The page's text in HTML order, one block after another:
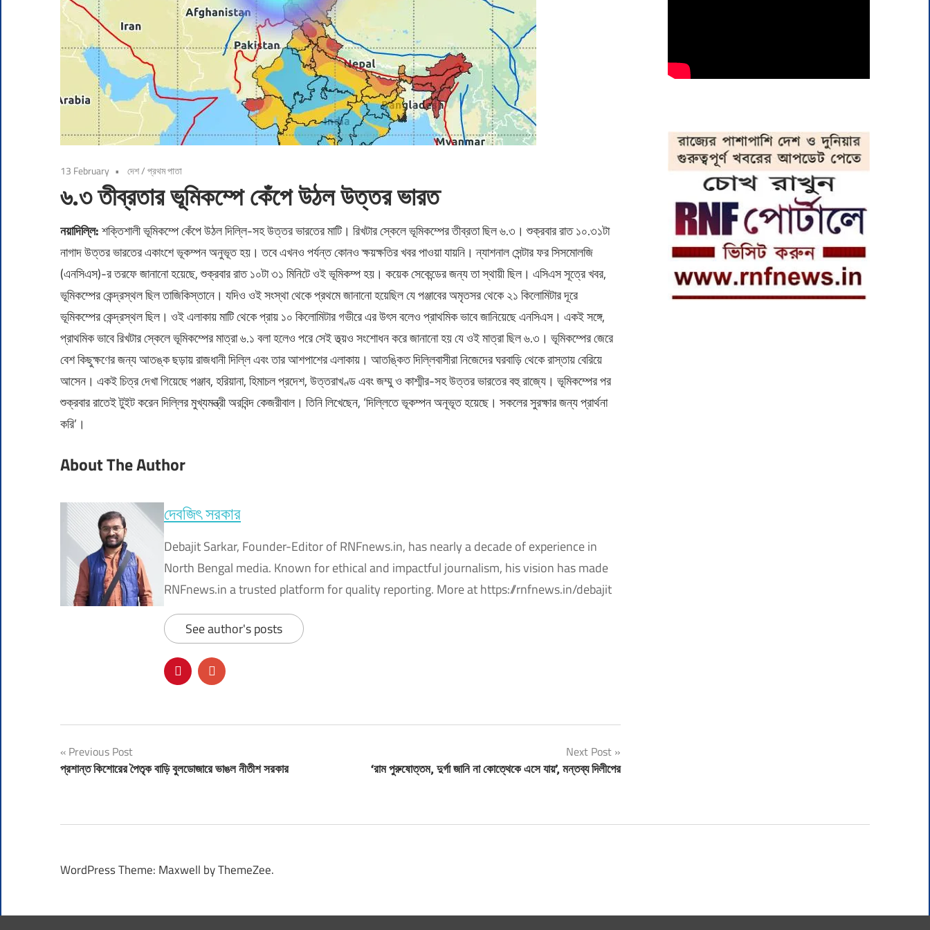
13 February দেশ/প্রথম পাতা
৬.৩ তীব্রতার ভূমিকম্পে কেঁপে উঠল উত্তর ভারত
নয়াদিল্লি:শক্তিশালী ভূমিকম্পে কেঁপে উঠল দিল্লি-সহ উত্তর ভারতের মাটি। রিখটার স্কেলে ভূমিকম্পের তীব্রতা ছিল ৬.৩। শুক্রবার রাত ১০.৩১টা
নাগাদ উত্তর ভারতের একাংশে ভূকম্পন অনুভূত হয়। তবে এখনও পর্যন্ত কোনও ক্ষয়ক্ষতির খবর পাওয়া যায়নি। ন্যাশনাল সেন্টার ফর সিসমোলজি
(এনসিএস)-র তরফে জানানো হয়েছে, শুক্রবার রাত ১০টা ৩১ মিনিটে ওই ভূমিকম্প হয়। কয়েক সেকেন্ডের জন্য তা স্থায়ী ছিল। এসিএস সূত্রে খবর,
ভূমিকম্পের কেন্দ্রস্থল ছিল তাজিকিস্তানে। যদিও ওই সংস্থা থেকে প্রথমে জানানো হয়েছিল যে পঞ্জাবের অমৃতসর থেকে ২১ কিলোমিটার দূরে
ভূমিকম্পের কেন্দ্রস্থল ছিল। ওই এলাকায় মাটি থেকে প্রায় ১০ কিলোমিটার গভীরে এর উৎস বলেও প্রাথমিক ভাবে জানিয়েছে এনসিএস। একই সঙ্গে,
প্রাথমিক ভাবে রিখটার স্কেলে ভূমিকম্পের মাত্রা ৬.১ বলা হলেও পরে সেই তথ্য়ও সংশোধন করে জানানো হয় যে ওই মাত্রা ছিল ৬.৩। ভূমিকম্পের জেরে
বেশ কিছুক্ষণের জন্য আতঙ্ক ছড়ায় রাজধানী দিল্লি এবং তার আশপাশের এলাকায়। আতঙ্কিত দিল্লিবাসীরা নিজেদের ঘরবাড়ি থেকে রাস্তায় বেরিয়ে
আসেন। একই চিত্র দেখা গিয়েছে পঞ্জাব, হরিয়ানা, হিমাচল প্রদেশ, উত্তরাখণ্ড এবং জম্মু ও কাশ্মীর-সহ উত্তর ভারতের বহু রাজ্যে। ভূমিকম্পের পর
শুক্রবার রাতেই টুইট করেন দিল্লির মুখ্যমন্ত্রী অরবিন্দ কেজরীবাল। তিনি লিখেছেন, ‘দিল্লিতে ভূকম্পন অনূভূত হয়েছে। সকলের সুরক্ষার জন্য প্রার্থনা
করি’।
About The Author
দেবজিৎ সরকার
Debajit Sarkar, Founder-Editor of RNFnews.in, has nearly a decade of experience in
North Bengal media. Known for ethical and impactful journalism, his vision has made
RNFnews.in a trusted platform for quality reporting. More at https://rnfnews.in/debajit
See author's posts
Post
navigation
Previous Post
প্রশান্ত কিশোরের পৈতৃক বাড়ি বুলডোজারে ভাঙল নীতীশ সরকার
Next Post
‘রাম পুরুষোত্তম, দুর্গা জানি না কোত্থেকে এসে যায়’, মন্তব্য দিলীপের
WordPress Theme: Maxwell by ThemeZee.